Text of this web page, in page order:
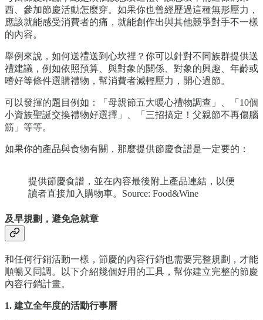
西、參加節慶活動怎麼穿。如果你也曾經歷過這種無形壓力，
應該就能感受消費者的痛，就能創作出與其他競爭對手不一樣
的內容。
舉例來說，如何送禮送到心坎裡？你可以針對不同族群提供送
禮建議，例如依照預算、與對象的關係、對象的興趣、年齡或
嗜好等條件選購禮物，幫消費者減輕壓力，開心過節。
可以發揮的題目例如：「母親節五大暖心禮物調查」、「10個
小資族聖誕交換禮物好選擇」、「三招搞定！父親節不再傷腦
筋」等等。
如果你的產品與食物有關，那麼提供節慶食譜是一定要的：
提供節慶食譜，並在內容最後附上產品連結，以便
讀者直接加入購物車。Source: Food&Wine
及早規劃，避免急就章
和任何行銷活動一樣，節慶的內容行銷也需要完整規劃，才能
順暢又同調。以下介紹幾個好用的工具，幫你建立完整的節慶
內容行銷計畫。
1. 建立全年度的活動行事曆